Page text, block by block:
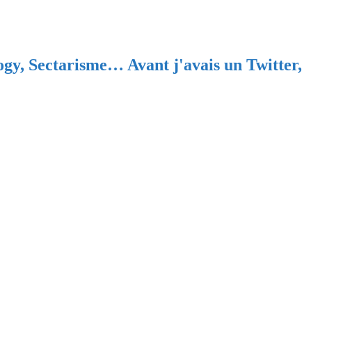
Sectarisme… Avant j'avais un Twitter,